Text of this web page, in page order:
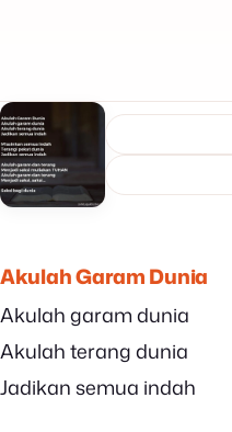
Akulah Garam Dunia
Akulah garam dunia
Akulah terang dunia
Jadikan semua indah